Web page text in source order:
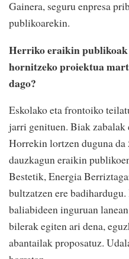
Gainera, seguruenpresa
publikoarekin.
Herriko eraikin publikoak
hornitzekoproiektua
dago?
Eskolako eta frontoiko
jarri genituen. Biak zabalak
Horrekinlortzen duguna
dauzkagun eraikin
Bestetik, Energia
bultzatzen ere badihardugu.
baliabideen inguruan lanean
bilerak egiten ari dena,
abantailak proposatuz.